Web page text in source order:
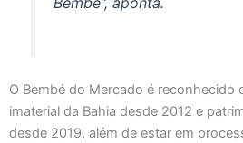
O Bembé do Mercado é reconhecido
imaterial da Bahia desde 2012 e
desde 2019, além de estar em